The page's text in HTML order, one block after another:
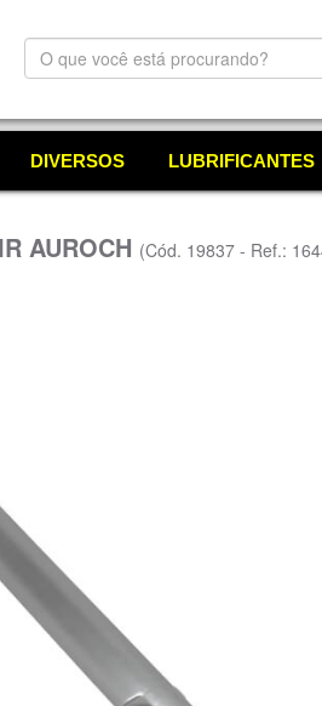
O
que
está
DIVERSOS LUBRIFICANTES
AUROCH (Cód. 19837 - Ref.: